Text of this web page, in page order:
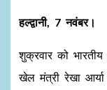
हल्द्वानी, 7 नवंबर।
शुक्रवार को
खेल मंत्री रेखा